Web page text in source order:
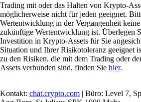
Trading mit oder das Halten von Krypto-
möglicherweise nicht für jeden geeignet.
Wertentwicklung in der Vergangenheit
zukünftige Wertentwicklung ist. Überlegen
Investition in Krypto-Assets für Sie
Situation und Ihrer Risikotoleranz geeignet
zu den Risiken, die mit dem Trading oder
Assets verbunden sind, finden Sie hier.
Kontakt: chat.crypto.com | Büro: Level 7,